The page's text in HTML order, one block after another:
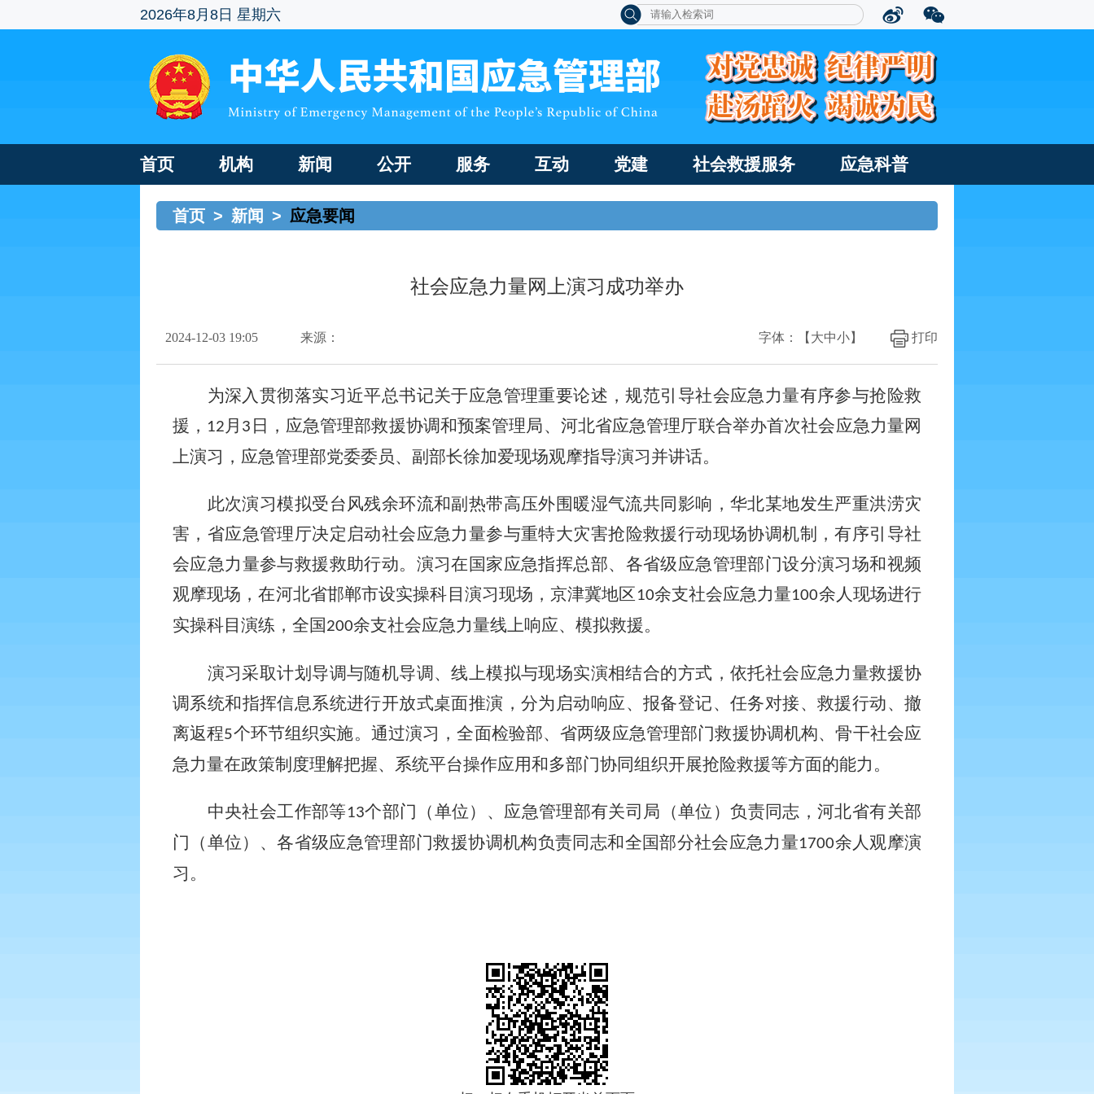
2026年8月8日 星期六
首页 机构 新闻 公开 服务 互动 党建 社会救援服务 应急科普
首页 > 新闻 > 应急要闻
社会应急力量网上演习成功举办
2024-12-03 19:05 来源： 打印
字体：【 大中小】
为深入贯彻落实习近平总书记关于应急管理重要论述，规范引导社会应急力量有序参与抢险救
援， 12月 3 日，应急管理部救援协调和预案管理局、河北省应急管理厅联合举办首次社会应急力量网
上演习，应急管理部党委委员、副部长徐加爱现场观摩指导演习并讲话。
此次演习模拟受台风残余环流和副热带高压外围暖湿气流共同影响，华北某地发生严重洪涝灾
害，省应急管理厅决定启动社会应急力量参与重特大灾害抢险救援行动现场协调机制，有序引导社
会应急力量参与救援救助行动。演习在国家应急指挥总部、各省级应急管理部门设分演习场和视频
观摩现场，在河北省邯郸市设实操科目演习现场，京津冀地区10余支社会应急力量100余人现场进行
实操科目演练，全国200余支社会应急力量线上响应、模拟救援。
演习采取计划导调与随机导调、线上模拟与现场实演相结合的方式，依托社会应急力量救援协
调系统和指挥信息系统进行开放式桌面推演，分为启动响应、报备登记、任务对接、救援行动、撤
离返程5个环节组织实施。通过演习，全面检验部、省两级应急管理部门救援协调机构、骨干社会应
急力量在政策制度理解把握、系统平台操作应用和多部门协同组织开展抢险救援等方面的能力。
中央社会工作部等13个部门（单位）、应急管理部有关司局（单位）负责同志，河北省有关部
门（单位）、各省级应急管理部门救援协调机构负责同志和全国部分社会应急力量1700余人观摩演
习。